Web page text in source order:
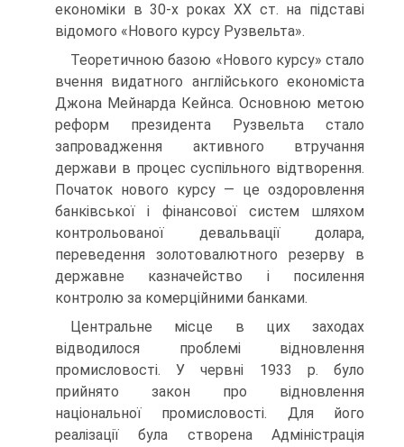
економіки в 30-х роках XX ст. на підставі
відомого «Нового курсу Рузвельта».
Теоретичною базою «Нового курсу» стало
вчення видатного ан­глійського економіста
Джона Мейнарда Кейнса. Основною метою
реформ президента Рузвельта стало
запровадження активного втру­чання
держави в процес суспільного відтворення.
Початок нового курсу — це оздоровлення
банківської і фінансової систем шляхом
контрольованої девальвації долара,
переведення золотовалютного резерву в
державне казначейство і посилення
контролю за комер­ційними банками.
Центральне місце в цих заходах
відводилося проблемі віднов­лення
промисловості. У червні 1933 р. було
прийнято закон про відновлення
національної промисловості. Для його
реалізації була створена Адміністрація